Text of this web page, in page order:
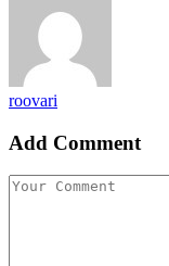
roovari
Add Comment